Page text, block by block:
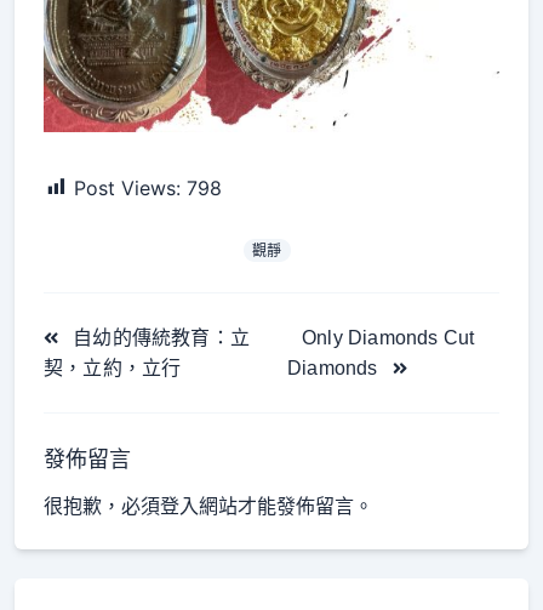
Post Views: 798
觀靜
<span
class="nav-
reader-
自幼的傳統教育：立
契，立約，立行
Only Diamonds Cut
Diamonds
發佈留言
很抱歉，必須登入網站才能發佈留言。